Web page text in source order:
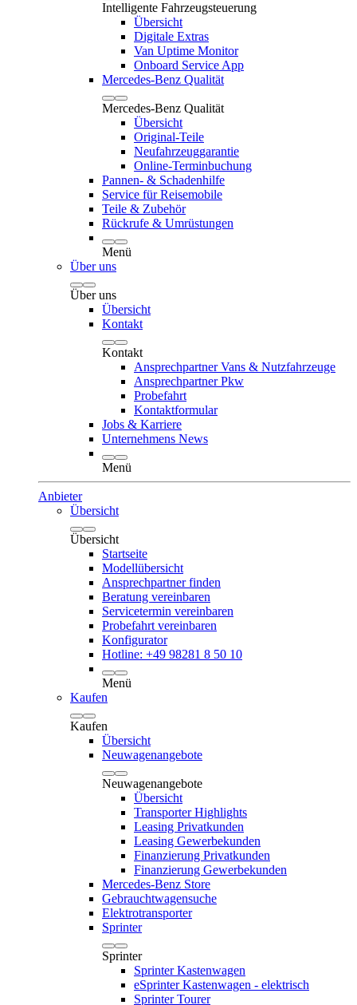
Intelligente Fahrzeugsteuerung
Übersicht
Digitale Extras
Van Uptime Monitor
Onboard Service App
Mercedes-Benz Qualität
Mercedes-Benz Qualität
Übersicht
Original-Teile
Neufahrzeuggarantie
Online-Terminbuchung
Pannen- & Schadenhilfe
Service für Reisemobile
Teile & Zubehör
Rückrufe & Umrüstungen
Menü
Über uns
Über uns
Übersicht
Kontakt
Kontakt
Ansprechpartner Vans & Nutzfahrzeuge
Ansprechpartner Pkw
Probefahrt
Kontaktformular
Jobs & Karriere
Unternehmens News
Menü
Anbieter
Übersicht
Übersicht
Startseite
Modellübersicht
Ansprechpartner finden
Beratung vereinbaren
Servicetermin vereinbaren
Probefahrt vereinbaren
Konfigurator
Hotline: +49 98281 8 50 10
Menü
Kaufen
Kaufen
Übersicht
Neuwagenangebote
Neuwagenangebote
Übersicht
Transporter Highlights
Leasing Privatkunden
Leasing Gewerbekunden
Finanzierung Privatkunden
Finanzierung Gewerbekunden
Mercedes-Benz Store
Gebrauchtwagensuche
Elektrotransporter
Sprinter
Sprinter
Sprinter Kastenwagen
eSprinter Kastenwagen - elektrisch
Sprinter Tourer